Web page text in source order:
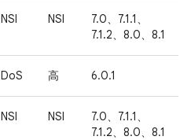
NSI NSI
7.0、7.1.1、
7.1.2、8.0、8.1
DoS 高 6.0.1
NSI NSI
7.0、7.1.1、
7.1.2、8.0、8.1